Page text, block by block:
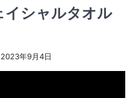
イシャルタオル
2023年9月4日